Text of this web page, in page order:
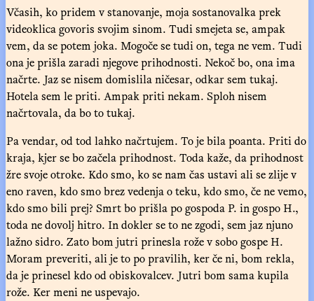
Včasih, ko pridem v stanovanje, moja sostanovalka prek
videoklica govoris svojim sinom. Tudi smejeta se, ampak
vem, da se potem joka. Mogoče se tudi on, tega ne vem. Tudi
ona je prišla zaradi njegove prihodnosti. Nekoč bo, ona ima
načrte. Jaz se nisem domislila ničesar, odkar sem tukaj.
Hotela sem le priti. Ampak priti nekam. Sploh nisem
načrtovala, da bo to tukaj.
Pa vendar, od tod lahko načrtujem. To je bila poanta. Priti do
kraja, kjer se bo začela prihodnost. Toda kaže, da prihodnost
žre svoje otroke. Kdo smo, ko se nam čas ustavi ali se zlije v
eno raven, kdo smo brez vedenja o teku, kdo smo, če ne vemo,
kdo smo bili prej? Smrt bo prišla po gospoda P. in gospo H.,
toda ne dovolj hitro. In dokler se to ne zgodi, sem jaz njuno
lažno sidro. Zato bom jutri prinesla rože v sobo gospe H.
Moram preveriti, ali je to po pravilih, ker če ni, bom rekla,
da je prinesel kdo od obiskovalcev. Jutri bom sama kupila
rože. Ker meni ne uspevajo.